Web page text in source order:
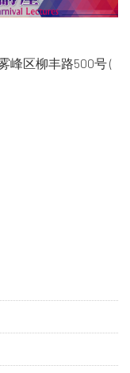
峰区柳丰路500号 (